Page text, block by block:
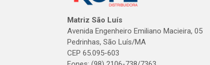
Matriz São Luís
Avenida Engenheiro Emiliano Macieira, 05
Pedrinhas, São Luís/MA
CEP 65.095-603